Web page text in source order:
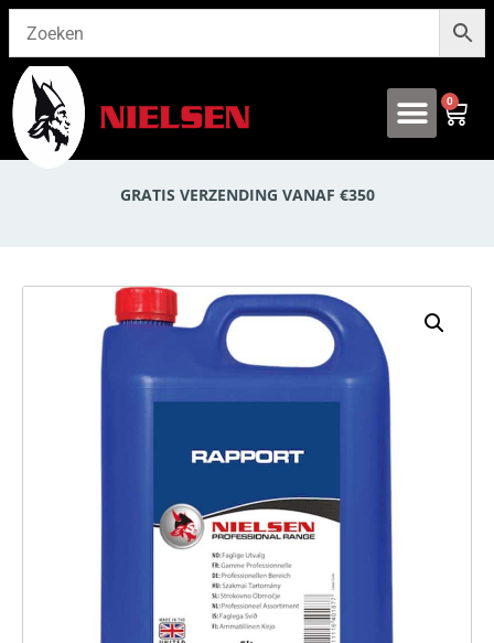
0
GRATIS VERZENDING VANAF €350